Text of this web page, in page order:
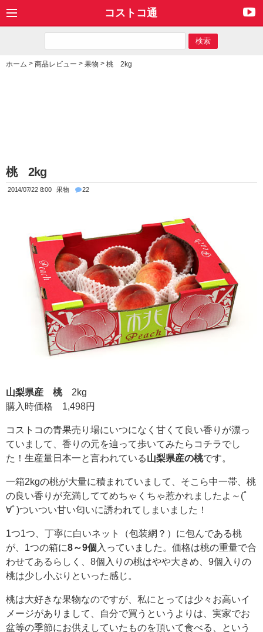
コストコ通
ホーム > 商品レビュー > 果物 > 桃 2kg
桃 2kg
2014/07/22 8:00 果物 22
山梨県産 桃2kg
購入時価格 1,498円
コストコの青果売り場にいつになく甘くて良い香りが漂っ
ていまして、香りの元を辿って歩いてみたらコチラでし
た！生産量日本一と言われている山梨県産の桃です。
一箱2kgの桃が大量に積まれていまして、そこら中一帯、桃
の良い香りが充満しててめちゃくちゃ惹かれましたよ～(ﾟ
∀ﾟ)ついつい甘い匂いに誘われてしまいました！
1つ1つ、丁寧に白いネット（包装網？）に包んである桃
が、1つの箱に8～9個 入っていました。価格は桃の重量で合
わせてあるらしく、8個入りの桃はやや大きめ、9個入りの
桃は少し小ぶりといった感じ。
桃は大好きな果物なのですが、私にとっては少々お高いイ
メージがありまして、自分で買うというよりは、実家でお
盆等の季節にお供えしていたものを頂いて食べる、という